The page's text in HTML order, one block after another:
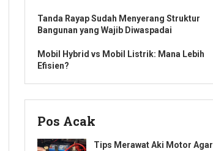
Tanda Rayap Sudah Menyerang Struktur
Bangunan yang Wajib Diwaspadai
Mobil Hybrid vs Mobil Listrik: Mana Lebih
Efisien?
Pos Acak
Tips Merawat Aki Motor Agar